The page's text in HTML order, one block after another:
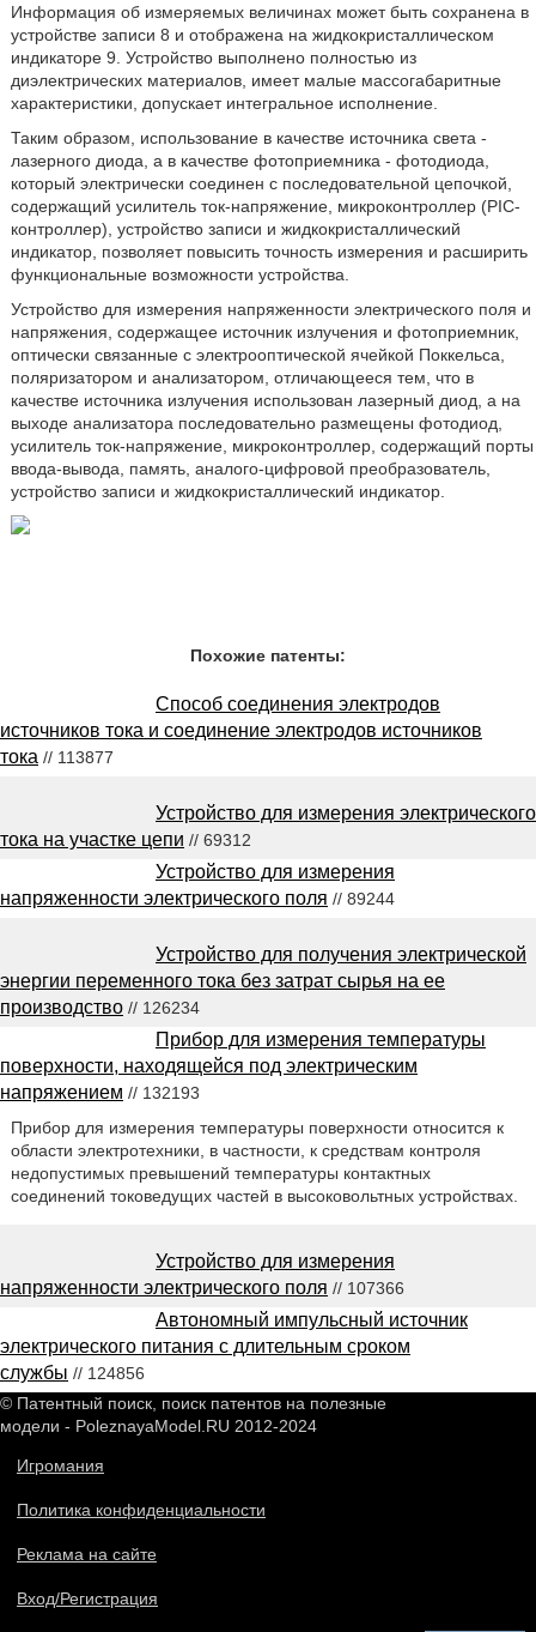
Информация об измеряемых величинах может быть сохранена в
устройстве записи 8 и отображена на жидкокристаллическом
индикаторе 9. Устройство выполнено полностью из
диэлектрических материалов, имеет малые массогабаритные
характеристики, допускает интегральное исполнение.
Таким образом, использование в качестве источника света -
лазерного диода, а в качестве фотоприемника - фотодиода,
который электрически соединен с последовательной цепочкой,
содержащий усилитель ток-напряжение, микроконтроллер (PIC-
контроллер), устройство записи и жидкокристаллический
индикатор, позволяет повысить точность измерения и расширить
функциональные возможности устройства.
Устройство для измерения напряженности электрического поля и
напряжения, содержащее источник излучения и фотоприемник,
оптически связанные с электрооптической ячейкой Поккельса,
поляризатором и анализатором, отличающееся тем, что в
качестве источника излучения использован лазерный диод, а на
выходе анализатора последовательно размещены фотодиод,
усилитель ток-напряжение, микроконтроллер, содержащий порты
ввода-вывода, память, аналого-цифровой преобразователь,
устройство записи и жидкокристаллический индикатор.
Похожие патенты:
Способ соединения электродов
источников тока и соединение электродов источников
тока // 113877
Устройство для измерения электрического
тока на участке цепи // 69312
Устройство для измерения
напряженности электрического поля // 89244
Устройство для получения электрической
энергии переменного тока без затрат сырья на ее
производство // 126234
Прибор для измерения температуры
поверхности, находящейся под электрическим
напряжением // 132193
Прибор для измерения температуры поверхности относится к
области электротехники, в частности, к средствам контроля
недопустимых превышений температуры контактных
соединений токоведущих частей в высоковольтных устройствах.
Устройство для измерения
напряженности электрического поля // 107366
Автономный импульсный источник
электрического питания с длительным сроком
службы // 124856
© Патентный поиск, поиск патентов на полезные
модели - PoleznayaModel.RU 2012-2024
Игромания
Политика конфиденциальности
Реклама на сайте
Вход/Регистрация